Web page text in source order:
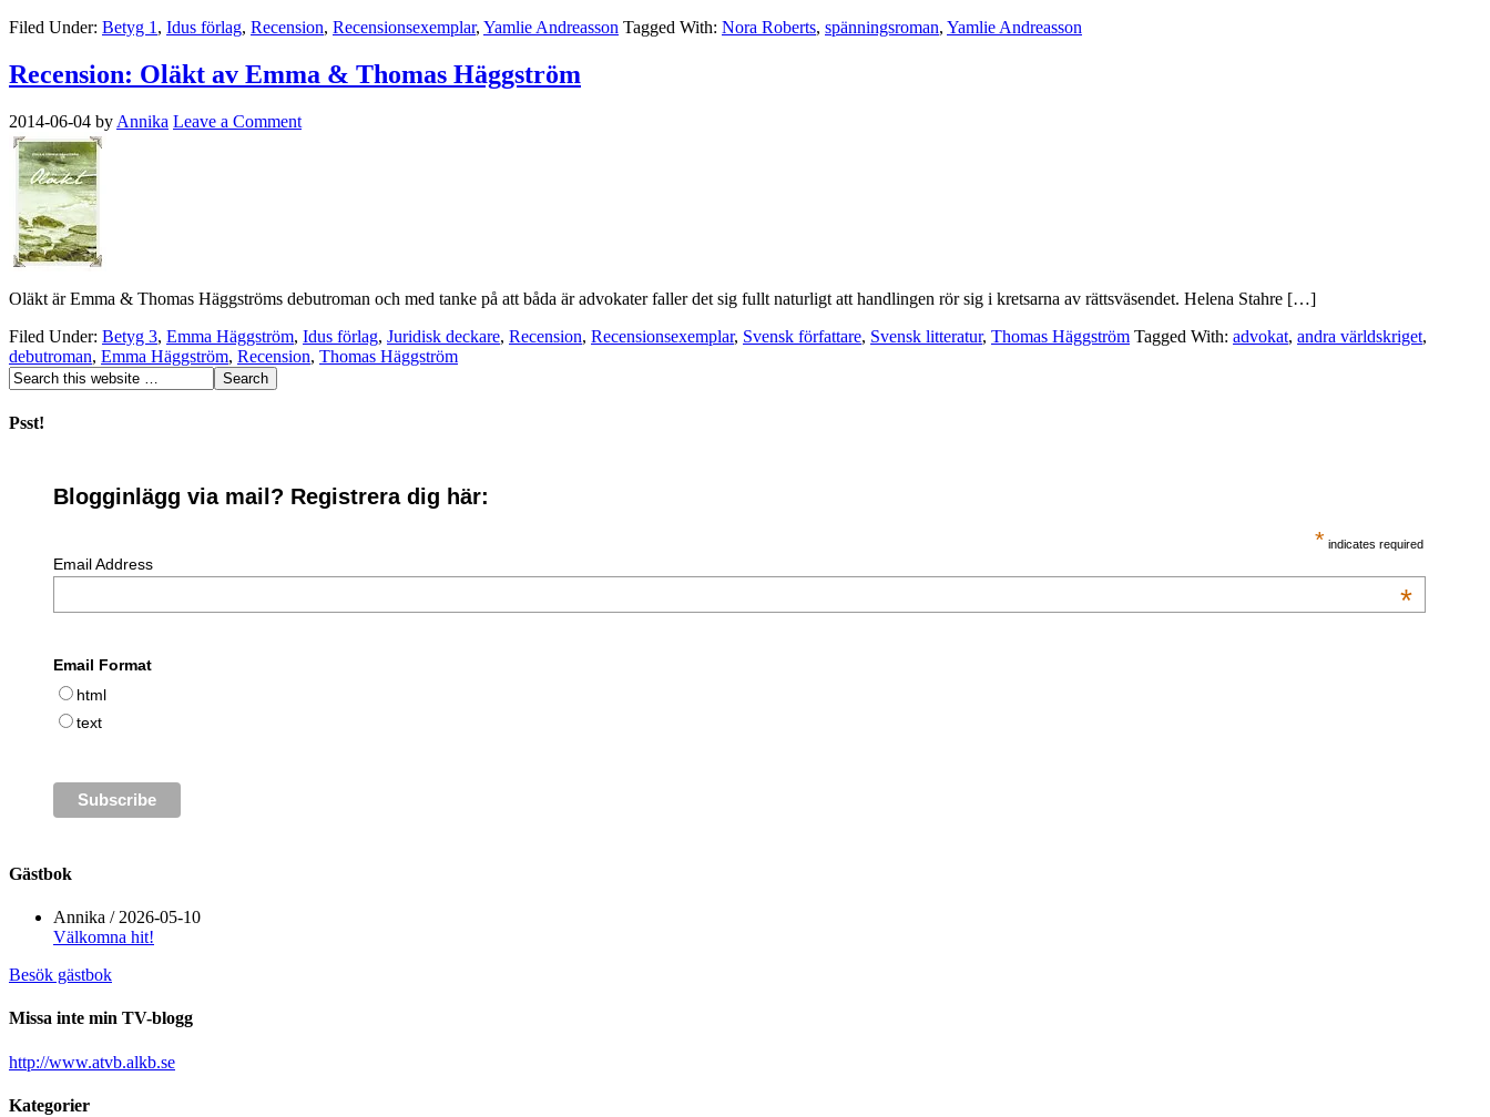
Filed Under: Betyg 1 , Idus förlag, Recension, Recensionsexemplar, Yamlie Andreasson Tagged With: Nora Roberts, spänningsroman, Yamlie Andreasson
Recension: Oläkt av Emma & Thomas Häggström
2014-06-04 by Annika Leave a Comment
Oläkt är Emma & Thomas Häggströms debutroman och med tanke på att båda är advokater faller det sig fullt naturligt att handlingen rör sig i kretsarna av rättsväsendet. Helena Stahre […]
Filed Under: Betyg 3, Emma Häggström, Idus förlag, Juridisk deckare, Recension, Recensionsexemplar, Svensk författare, Svensk litteratur, Thomas Häggström Tagged With: advokat, andra världskriget,
debutroman, Emma Häggström, Recension, Thomas Häggström
Psst!
Blogginlägg via mail? Registrera dig här:
* indicates required
Email Address
*
Email Format
html
text
Gästbok
Annika / 2026-05-10
Välkomna hit!
Besök gästbok
Missa inte min TV-blogg
http://www.atvb.alkb.se
Kategorier